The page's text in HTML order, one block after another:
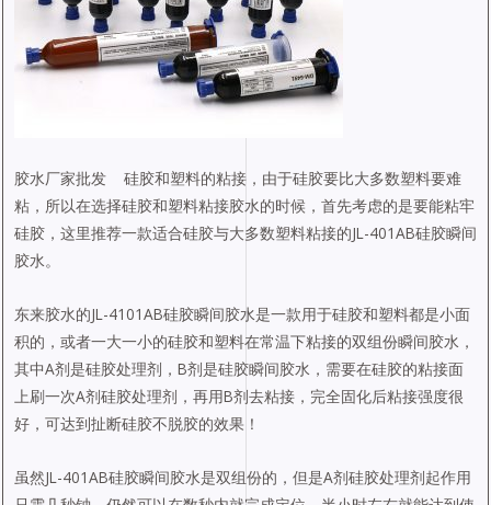
胶水厂家批发 硅胶和塑料的粘接，由于硅胶要比大多数塑料要难
粘，所以在选择硅胶和塑料粘接胶水的时候，首先考虑的是要能粘牢
硅胶，这里推荐一款适合硅胶与大多数塑料粘接的JL-401AB硅胶瞬间
胶水。
东来胶水的JL-4101AB硅胶瞬间胶水是一款用于硅胶和塑料都是小面
积的，或者一大一小的硅胶和塑料在常温下粘接的双组份瞬间胶水，
其中A剂是硅胶处理剂，B剂是硅胶瞬间胶水，需要在硅胶的粘接面
上刷一次A剂硅胶处理剂，再用B剂去粘接，完全固化后粘接强度很
好，可达到扯断硅胶不脱胶的效果！
虽然JL-401AB硅胶瞬间胶水是双组份的，但是A剂硅胶处理剂起作用